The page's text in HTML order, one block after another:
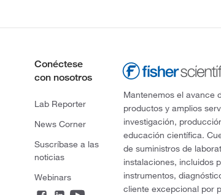
Conéctese
con nosotros
Lab Reporter
News Corner
Suscríbase a las
noticias
Webinars
Mantenemos el avance
productos y amplios
investigación,
educación científica.
de suministros de
instalaciones, incluidos
instrumentos,
cliente excepcional por